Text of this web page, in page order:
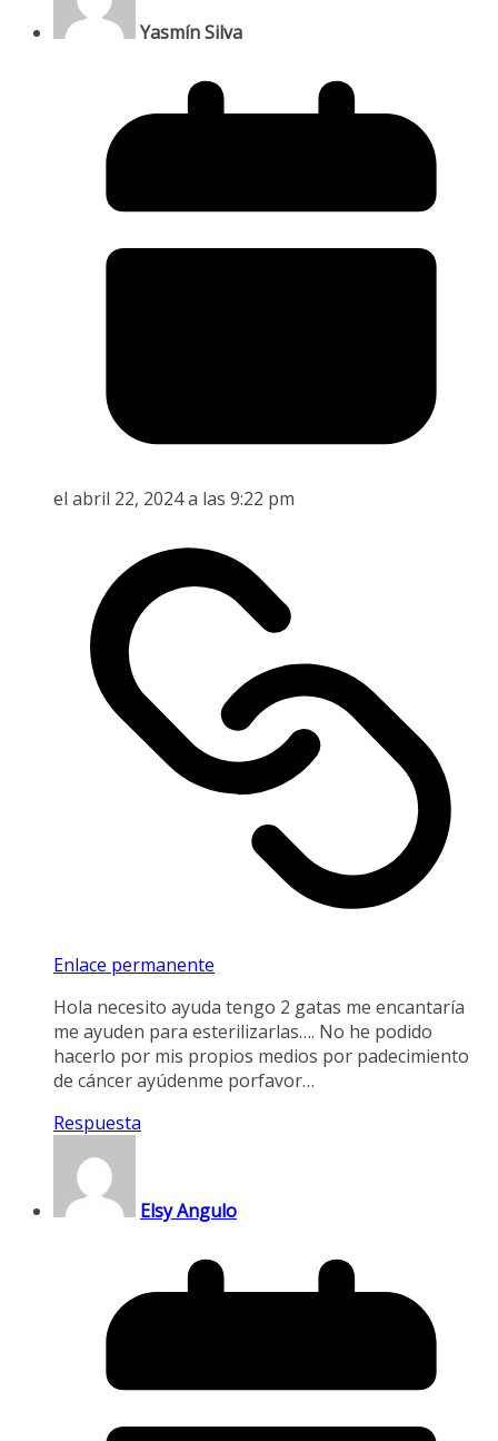
Yasmín Silva
el abril 22, 2024 a las 9:22 pm
Enlace permanente
Hola necesito ayuda tengo 2 gatas me encantaría
me ayuden para esterilizarlas…. No he podido
hacerlo por mis propios medios por padecimiento
de cáncer ayúdenme porfavor…
Respuesta
Elsy Angulo